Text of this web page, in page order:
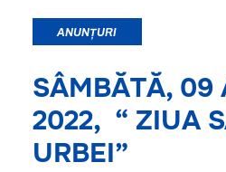
ANUNȚURI
SÂMBĂTĂ, 09
2022, “ ZIUA
URBEI”